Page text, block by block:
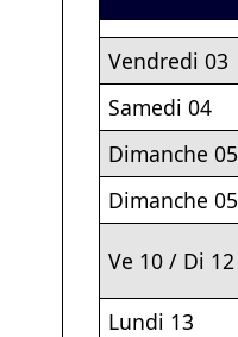
Vendredi 03
Samedi 04
Dimanche 05
Dimanche 05
Ve 10 / Di 12
Lundi 13